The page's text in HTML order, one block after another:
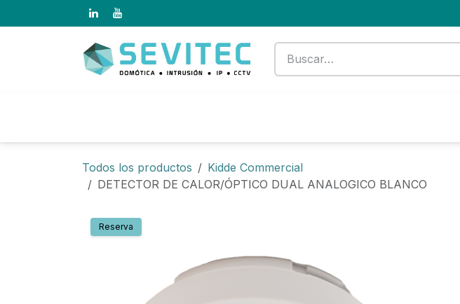
Todos los productos
Kidde Commercial
DETECTOR DE CALOR/ÓPTICO DUAL ANALOGICO BLANCO
Reserva